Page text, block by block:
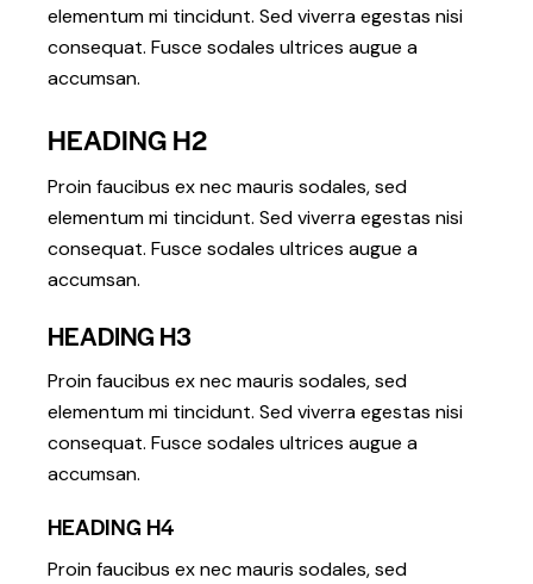
elementum mi tincidunt. Sed viverra egestas nisi
consequat. Fusce sodales ultrices augue a
accumsan.
HEADING H2
Proin faucibus ex nec mauris sodales, sed
elementum mi tincidunt. Sed viverra egestas nisi
consequat. Fusce sodales ultrices augue a
accumsan.
HEADING H3
Proin faucibus ex nec mauris sodales, sed
elementum mi tincidunt. Sed viverra egestas nisi
consequat. Fusce sodales ultrices augue a
accumsan.
HEADING H4
Proin faucibus ex nec mauris sodales, sed